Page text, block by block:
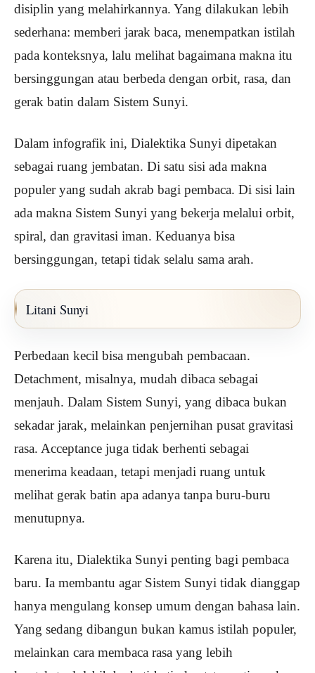
disiplin yang melahirkannya. Yang dilakukan lebih
sederhana: memberi jarak baca, menempatkan istilah
pada konteksnya, lalu melihat bagaimana makna itu
bersinggungan atau berbeda dengan orbit, rasa, dan
gerak batin dalam Sistem Sunyi.
Dalam infografik ini, Dialektika Sunyi dipetakan
sebagai ruang jembatan. Di satu sisi ada makna
populer yang sudah akrab bagi pembaca. Di sisi lain
ada makna Sistem Sunyi yang bekerja melalui orbit,
spiral, dan gravitasi iman. Keduanya bisa
bersinggungan, tetapi tidak selalu sama arah.
Litani Sunyi
Perbedaan kecil bisa mengubah pembacaan.
Detachment, misalnya, mudah dibaca sebagai
menjauh. Dalam Sistem Sunyi, yang dibaca bukan
sekadar jarak, melainkan penjernihan pusat gravitasi
rasa. Acceptance juga tidak berhenti sebagai
menerima keadaan, tetapi menjadi ruang untuk
melihat gerak batin apa adanya tanpa buru-buru
menutupnya.
Karena itu, Dialektika Sunyi penting bagi pembaca
baru. Ia membantu agar Sistem Sunyi tidak dianggap
hanya mengulang konsep umum dengan bahasa lain.
Yang sedang dibangun bukan kamus istilah populer,
melainkan cara membaca rasa yang lebih